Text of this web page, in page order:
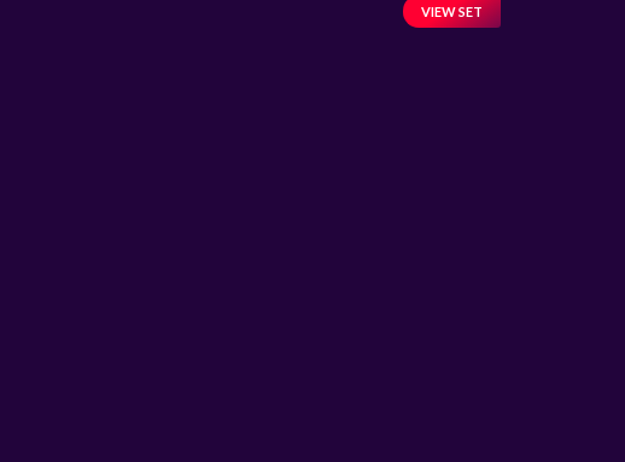
VIEW SET